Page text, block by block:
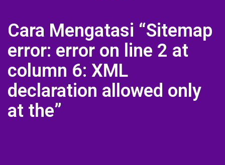
Cara Mengatasi “Sitemap
error: error on line 2 at
column 6: XML
declaration allowed only
at the”